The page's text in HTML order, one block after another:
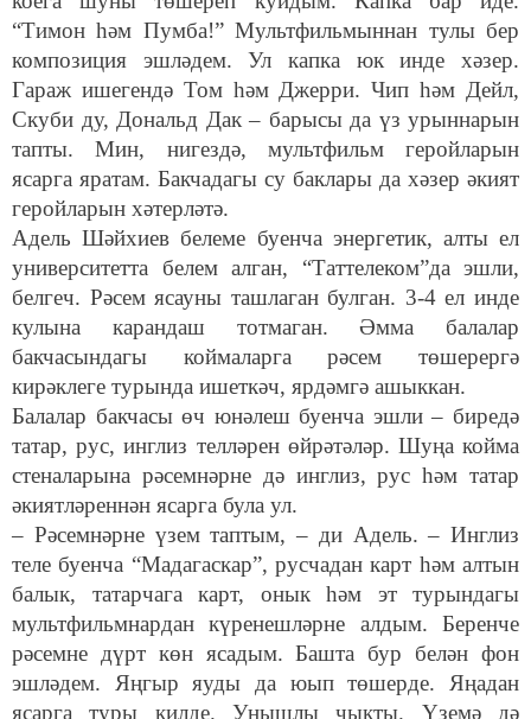
“Тимон һәм Пумба!” Мультфильмыннан тулы бер
композиция эшләдем. Ул капка юк инде хәзер.
Гараж ишегендә Том һәм Джерри. Чип һәм Дейл,
Скуби ду, Дональд Дак – барысы да үз урыннарын
тапты. Мин, нигездә, мультфильм геройларын
ясарга яратам. Бакчадагы су баклары да хәзер әкият
геройларын хәтерләтә.
Адель Шәйхиев белеме буенча энергетик, алты ел
университетта белем алган, “Таттелеком”да эшли,
белгеч. Рәсем ясауны ташлаган булган. 3-4 ел инде
кулына карандаш тотмаган. Әмма балалар
бакчасындагы коймаларга рәсем төшерергә
кирәклеге турында ишеткәч, ярдәмгә ашыккан.
Балалар бакчасы өч юнәлеш буенча эшли – биредә
татар, рус, инглиз телләрен өйрәтәләр. Шуңа койма
стеналарына рәсемнәрне дә инглиз, рус һәм татар
әкиятләреннән ясарга була ул.
– Рәсемнәрне үзем таптым, – ди Адель. – Инглиз
теле буенча “Мадагаскар”, русчадан карт һәм алтын
балык, татарчага карт, онык һәм эт турындагы
мультфильмнардан күренешләрне алдым. Беренче
рәсемне дүрт көн ясадым. Башта бур белән фон
эшләдем. Яңгыр яуды да юып төшерде. Яңадан
ясарга туры килде. Уңышлы чыкты. Үземә дә